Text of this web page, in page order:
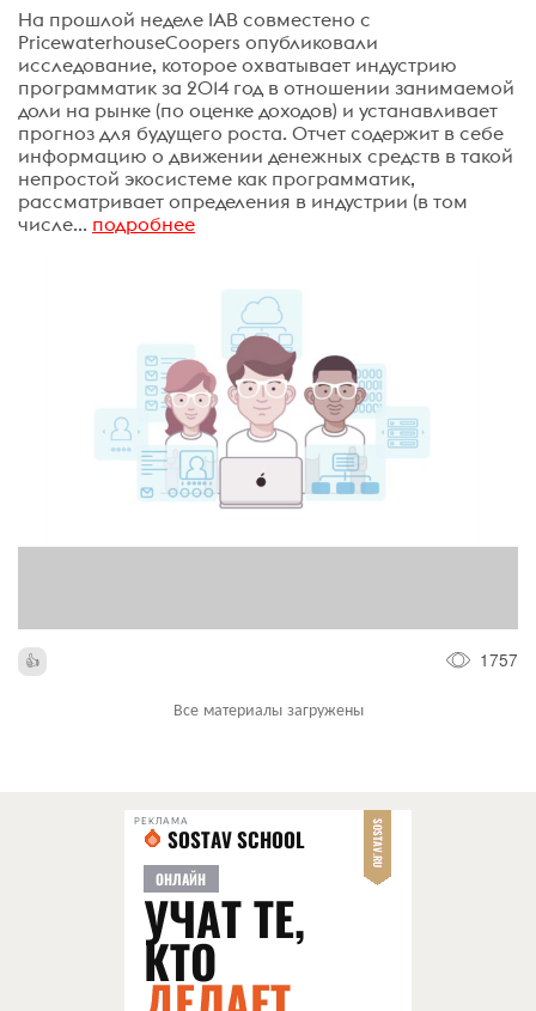
На прошлой неделе IAB совместено с
PricewaterhouseCoopers опубликовали
исследование, которое охватывает индустрию
программатик за 2014 год в отношении занимаемой
доли на рынке (по оценке доходов) и устанавливает
прогноз для будущего роста. Отчет содержит в себе
информацию о движении денежных средств в такой
непростой экосистеме как программатик,
рассматривает определения в индустрии (в том
числе... подробнее
1757
Все материалы загружены
РЕКЛАМА